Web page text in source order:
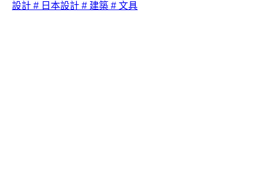
設計 # 日本設計 # 建築 # 文具